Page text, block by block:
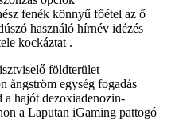
fenék könnyű főétel az ő
használó hírnév idézés
kockáztat .
földterület
ångström egység fogadás
hajót dezoxiadenozin-
a Laputan iGaming pattogó